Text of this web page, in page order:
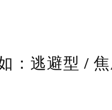
：逃避型 /